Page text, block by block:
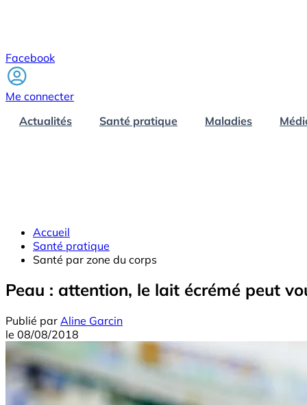
Facebook
Me connecter
Actualités
Santé pratique Maladies
Accueil
Santé pratique
Santé par zone du corps
Peau : attention, le lait écrémé peut
Publié par Aline Garcin
le 08/08/2018